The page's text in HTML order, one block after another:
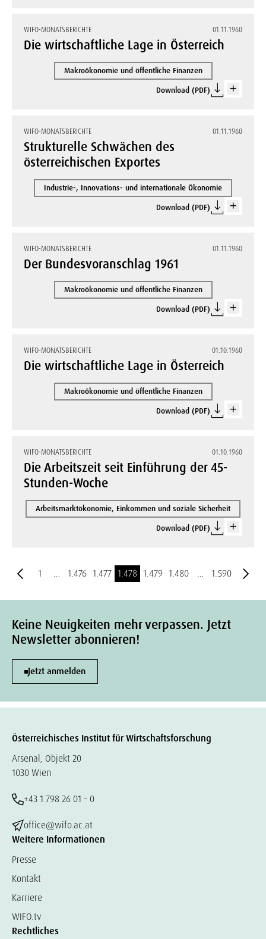
WIFO-MONATSBERICHTE 01.11.1960
Die wirtschaftliche Lage in Österreich
Makroökonomie und öffentliche Finanzen
Download (PDF)
WIFO-MONATSBERICHTE 01.11.1960
Strukturelle Schwächen des
österreichischen Exportes
Industrie-, Innovations- und internationale Ökonomie
Download (PDF)
WIFO-MONATSBERICHTE 01.11.1960
Der Bundesvoranschlag 1961
Makroökonomie und öffentliche Finanzen
Download (PDF)
WIFO-MONATSBERICHTE 01.10.1960
Die wirtschaftliche Lage in Österreich
Makroökonomie und öffentliche Finanzen
Download (PDF)
WIFO-MONATSBERICHTE 01.10.1960
Die Arbeitszeit seit Einführung der 45-
Stunden-Woche
Arbeitsmarktökonomie, Einkommen und soziale Sicherheit
Download (PDF)
1 … 1.476 1.477 1.478 1.479 1.480 … 1.590
Keine Neuigkeiten mehr verpassen. Jetzt
Newsletter abonnieren!
Jetzt anmelden
Österreichisches Institut für Wirtschaftsforschung
Arsenal, Objekt 20
1030 Wien
+43 1 798 26 01 – 0
office@wifo.ac.at
Weitere Informationen
Presse
Kontakt
Karriere
WIFO.tv
Rechtliches